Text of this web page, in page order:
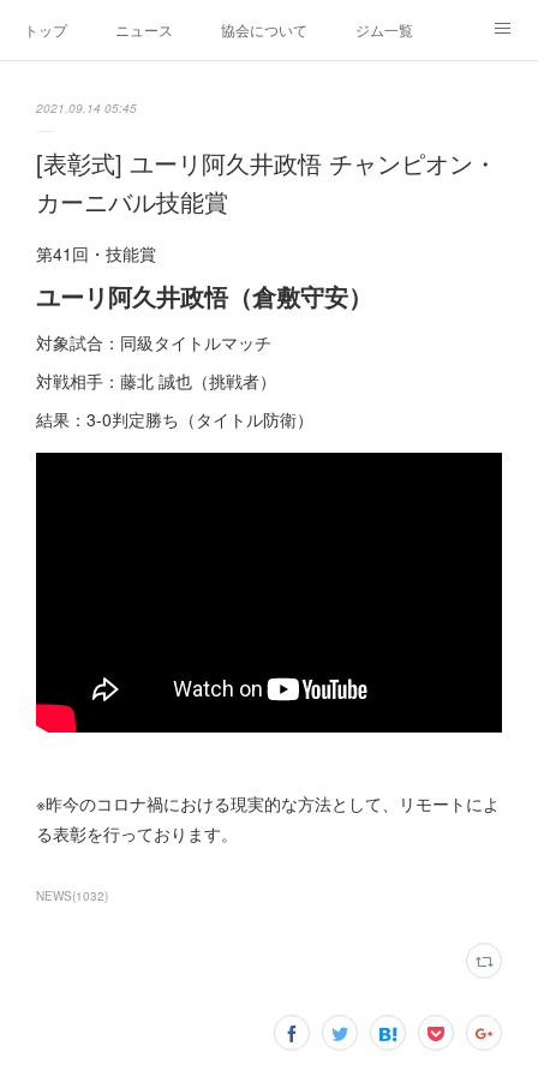
トップ ニュース 協会について ジム一覧
2021.09.14 05:45
[表彰式] ユーリ阿久井政悟 チャンピオン・
カーニバル技能賞
第41回・技能賞
ユーリ阿久井政悟（倉敷守安）
対象試合：同級タイトルマッチ
対戦相手：藤北 誠也（挑戦者）
結果：3-0判定勝ち（タイトル防衛）
※昨今のコロナ禍における現実的な方法として、リモートによ
る表彰を行っております。
NEWS(1032)